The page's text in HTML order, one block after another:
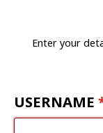
Enter your
USERNAME